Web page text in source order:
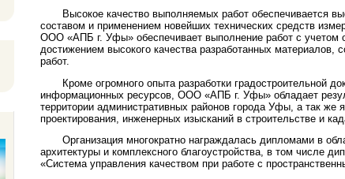
Высокое качество выполняемых работ обеспечивается
составом и применением новейших технических средств
ООО «АПБ г. Уфы» обеспечивает выполнение работ с учетом
достижением высокого качества разработанных материалов,
работ.
Кроме огромного опыта разработки градостроительной
информационных ресурсов, ООО «АПБ г. Уфы» обладает
территории административных районов города Уфы, а так же
проектирования, инженерных изысканий в строительстве и
Организация многократно награждалась дипломами в
архитектуры и комплексного благоустройства, в том числе
«Система управления качеством при работе с